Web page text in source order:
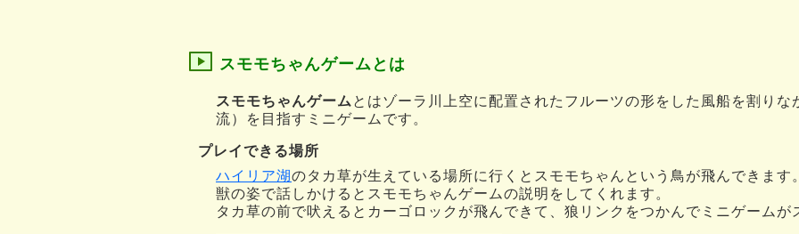
スモモちゃんゲームとは
スモモちゃんゲーム とはゾーラ川上空に配置されたフルーツの形をした風船を割り
流）を目指すミニゲームです。
プレイできる場所
ハイリア湖のタカ草が生えている場所に行くとスモモちゃんという鳥が飛んできます
獣の姿で話しかけるとスモモちゃんゲームの説明をしてくれます。
タカ草の前で吠えるとカーゴロックが飛んできて、狼リンクをつかんでミニゲームが